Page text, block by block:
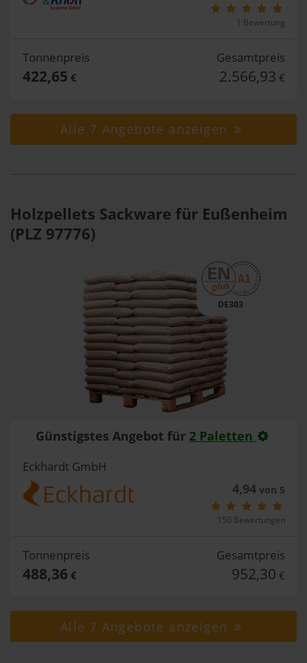
1 Bewertung
Tonnenpreis
422,65 €
Gesamtpreis
2.566,93 €
Alle 7 Angebote anzeigen
Holzpellets Sackware für Eußenheim
(PLZ 97776)
DE303
Günstigstes Angebot für 2 Paletten
Eckhardt GmbH
4,94von 5
150 Bewertungen
Tonnenpreis
488,36 €
Gesamtpreis
952,30 €
Alle 7 Angebote anzeigen